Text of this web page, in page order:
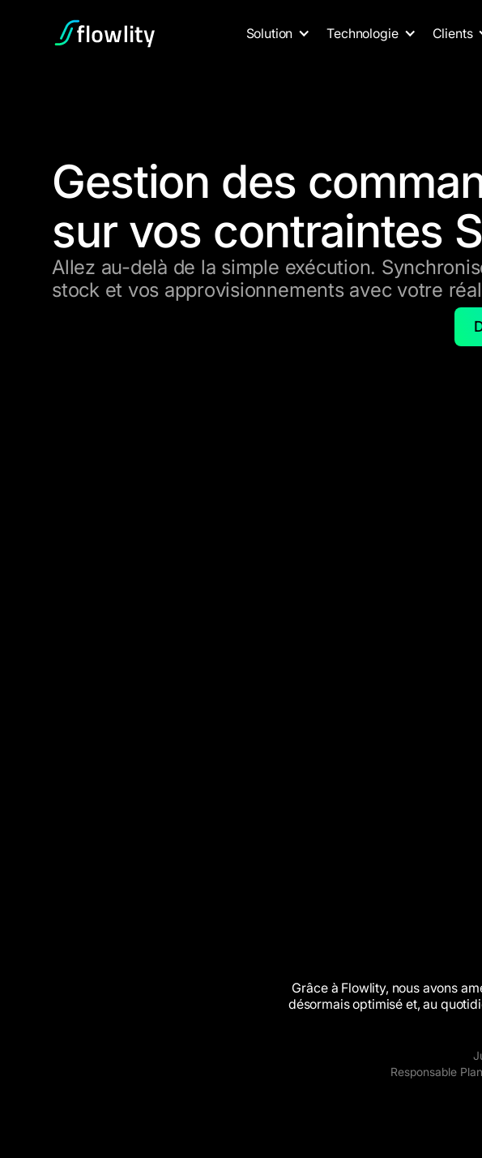
Solution Technologie Clients
Gestion des
sur vos contraintes
Allez au-delà de la simple exécution.
stock et vos approvisionnements avec votre
Grâce à Flowlity, nous avons
désormaisoptimisé et, au
Responsable